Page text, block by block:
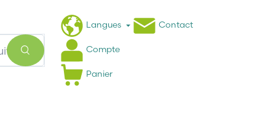
Langues Contact
Compte
Panier